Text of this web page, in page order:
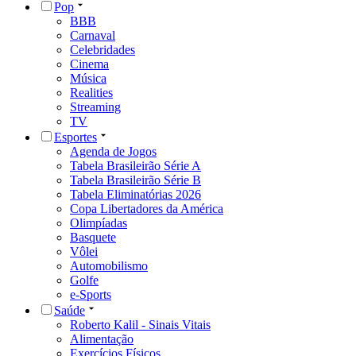
Pop
BBB
Carnaval
Celebridades
Cinema
Música
Realities
Streaming
TV
Esportes
Agenda de Jogos
Tabela Brasileirão Série A
Tabela Brasileirão Série B
Tabela Eliminatórias 2026
Copa Libertadores da América
Olimpíadas
Basquete
Vôlei
Automobilismo
Golfe
e-Sports
Saúde
Roberto Kalil - Sinais Vitais
Alimentação